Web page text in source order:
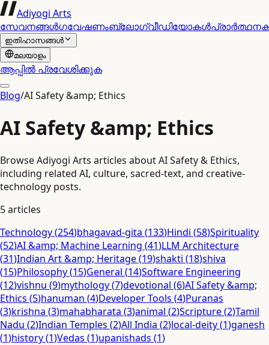
Adiyogi Arts
സേവനങ്ങൾഗവേഷണംബ്ലോഗ്വീഡിയോകൾ
ഇതിഹാസങ്ങൾ
മലയാളം
ആപ്പിൽ പ്രവേശിക്കുക
Blog/AI Safety &amp; Ethics
AI Safety &amp; Ethics
Browse Adiyogi Arts articles about AI Safety & Ethics,
including related AI, culture, sacred-text, and creative-
technology posts.
5articles
Technology(254)bhagavad-gita (133)Hindi (58)Spirituality
(52)AI &amp; Machine Learning (41)LLM Architecture
(31)Indian Art &amp; Heritage(19)shakti (18)shiva
(15)Philosophy(15)General (14)Software Engineering
(12)vishnu (9)mythology(7)devotional (6)AI Safety &amp;
Ethics (5)hanuman (4)Developer Tools (4)Puranas
(3)krishna (3)mahabharata (3)animal (2)Scripture(2)Tamil
Nadu (2)Indian Temples (2)All India (2)local-deity(1)ganesh
(1)history(1)Vedas (1)upanishads (1)